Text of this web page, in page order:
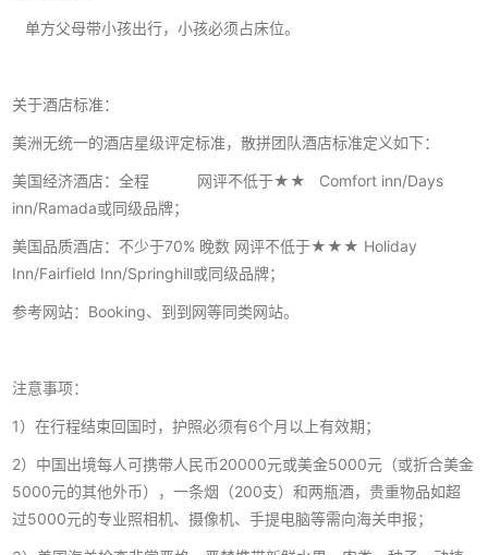
单方父母带小孩出行，小孩必须占床位。
关于酒店标准：
美洲无统一的酒店星级评定标准，散拼团队酒店标准定义如下：
美国经济酒店：全程 网评不低于★★ Comfort inn/Days
inn/Ramada或同级品牌；
美国品质酒店：不少于70% 晚数 网评不低于★★★ Holiday
Inn/Fairfield Inn/Springhill或同级品牌；
参考网站：Booking、到到网等同类网站。
注意事项：
1）在行程结束回国时，护照必须有6个月以上有效期；
2）中国出境每人可携带人民币20000元或美金5000元（或折合美金
5000元的其他外币），一条烟（200支）和两瓶酒，贵重物品如超
过5000元的专业照相机、摄像机、手提电脑等需向海关申报；